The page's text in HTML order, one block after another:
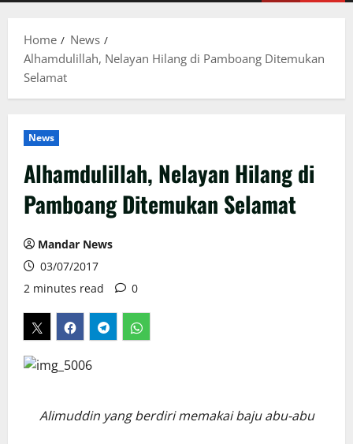
Home
News
Alhamdulillah, Nelayan Hilang di Pamboang Ditemukan
Selamat
News
Alhamdulillah, Nelayan Hilang di
Pamboang Ditemukan Selamat
Mandar News
03/07/2017
2 minutes read
0
Alimuddin yang berdiri memakai baju abu-abu